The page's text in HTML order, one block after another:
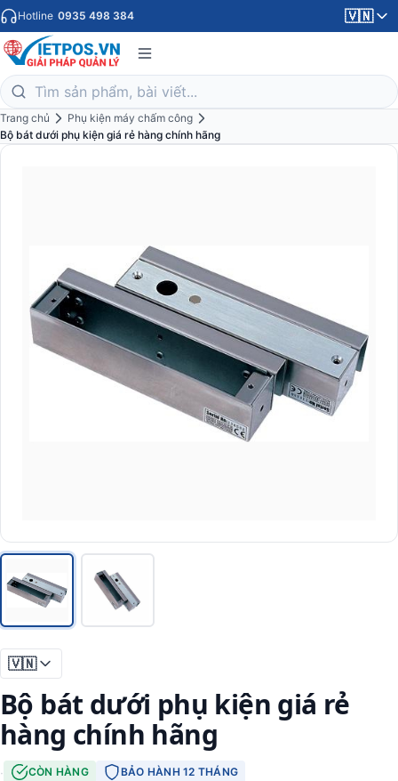
Hotline 0935 498 384 🇻🇳
Trang chủ
Phụ kiện máy chấm công
Bộ bát dưới phụ kiện giá rẻ hàng chính hãng
🇻🇳
Bộ bát dưới phụ kiện giá rẻ
hàng chính hãng
· CÒN HÀNG BẢO HÀNH 12 THÁNG